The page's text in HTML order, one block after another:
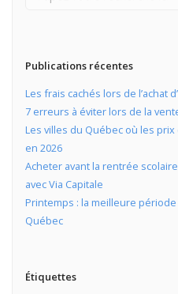
Publications récentes
Les frais cachés lors de l’achat
7 erreurs à éviter lors de la
Les villes du Québec où les
en 2026
Acheter avant la rentrée
avec Via Capitale
Printemps : la meilleure
Québec
Étiquettes